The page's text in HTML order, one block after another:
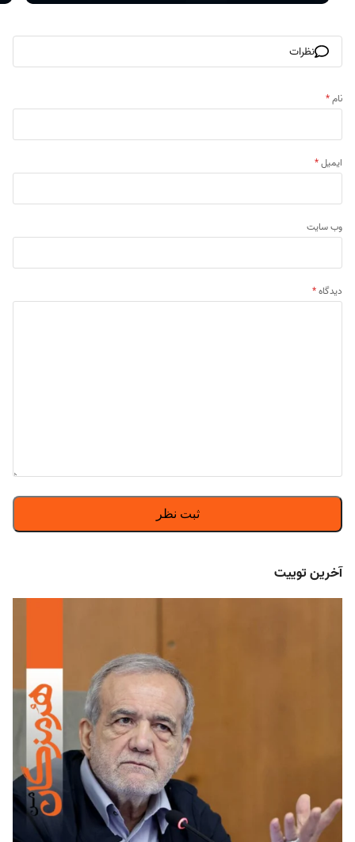
نظرات
نام*
ایمیل*
وب‌ سایت
دیدگاه*
آخرین توییت